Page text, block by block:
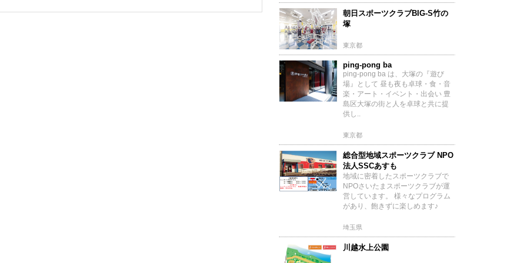
朝日スポーツクラブBIG-S竹の
塚
東京都
ping-pong ba
ping-pong ba は、大塚の『遊び
場』として 昼も夜も卓球・食・音
楽・アート・イベント・出会い 豊
島区大塚の街と人を卓球と共に提
供し..
東京都
総合型地域スポーツクラブ NPO
法人SSCあすも
地域に密着したスポーツクラブで
NPOさいたまスポーツクラブが運
営しています。 様々なプログラム
があり、飽きずに楽しめます♪
埼玉県
川越水上公園